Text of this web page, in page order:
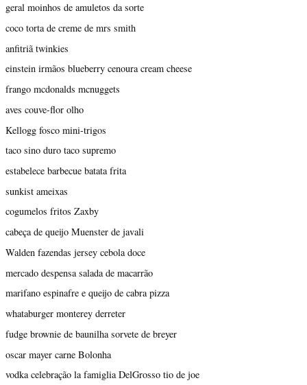
geral moinhos de amuletos da sorte
coco torta de creme de mrs smith
anfitriã twinkies
einstein irmãos blueberry cenoura cream cheese
frango mcdonalds mcnuggets
aves couve-flor olho
Kellogg fosco mini-trigos
taco sino duro taco supremo
estabelece barbecue batata frita
sunkist ameixas
cogumelos fritos Zaxby
cabeça de queijo Muenster de javali
Walden fazendas jersey cebola doce
mercado despensa salada de macarrão
marifano espinafre e queijo de cabra pizza
whataburger monterey derreter
fudge brownie de baunilha sorvete de breyer
oscar mayer carne Bolonha
vodka celebração la famiglia DelGrosso tio de joe